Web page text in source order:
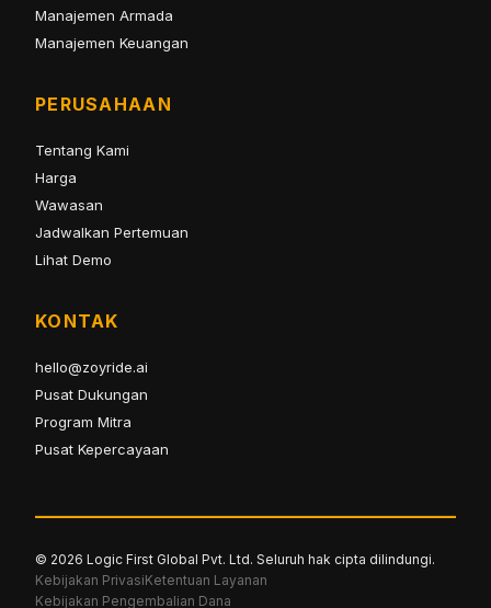
Manajemen Armada
Manajemen Keuangan
PERUSAHAAN
Tentang Kami
Harga
Wawasan
Jadwalkan Pertemuan
Lihat Demo
KONTAK
hello@zoyride.ai
Pusat Dukungan
Program Mitra
Pusat Kepercayaan
© 2026 Logic First Global Pvt. Ltd. Seluruh hak cipta dilindungi.
Kebijakan PrivasiKetentuan Layanan
Kebijakan Pengembalian Dana